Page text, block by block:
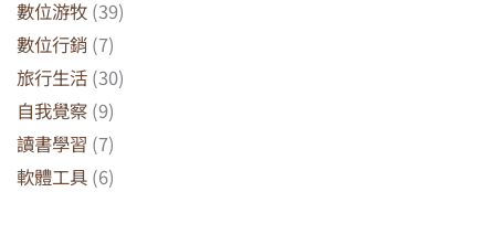
數位游牧 (39)
數位行銷 (7)
旅行生活 (30)
自我覺察 (9)
讀書學習 (7)
軟體工具 (6)